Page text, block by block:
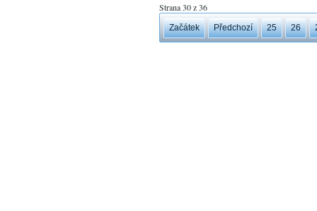
Strana 30 z 36
Začátek Předchozí 25 26